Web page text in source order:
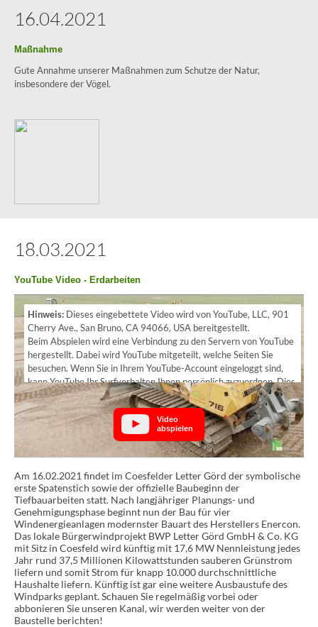
16.04.2021
Maßnahme
Gute Annahme unserer Maßnahmen zum Schutze der Natur,
insbesondere der Vögel.
18.03.2021
YouTube Video - Erdarbeiten
Hinweis: Dieses eingebettete Video wird von YouTube, LLC, 901
Cherry Ave., San Bruno, CA 94066, USA bereitgestellt.
Beim Abspielen wird eine Verbindung zu den Servern von YouTube
hergestellt. Dabei wird YouTube mitgeteilt, welche Seiten Sie
besuchen. Wenn Sie in Ihrem YouTube-Account eingeloggt sind,
kann YouTube Ihr Surfverhalten Ihnen persönlich zuzuordnen. Dies
verhindern Sie, indem Sie sich vorher aus Ihrem YouTube-Account
ausloggen.
Wird ein YouTube-Video gestartet, setzt der Anbieter Cookies ein,
die Hinweise über das Nutzerverhalten sammeln.
deaktiviert hat, wird auch beim Anschauen von YouTube-Videos
mit keinen solchen Cookies rechnen müssen. YouTube legt aber
auch in anderen Cookies nicht-personenbezogene
Nutzungsinformationen ab. Möchten Sie dies verhindern, so
müssen Sie das Speichern von Cookies im Browser blockieren.
Weitere Informationen zum Datenschutz bei „YouTube“ finden Sie
in der Datenschutzerklärung des Anbieters unter:
https://www.google.de/intl/de/policies/privacy/
Video
abspielen
Am 16.02.2021 findet im Coesfelder Letter Görd der symbolische
erste Spatenstich sowie der offizielle Baubeginn der
Tiefbauarbeiten statt. Nach langjähriger Planungs- und
Genehmigungsphase beginnt nun der Bau für vier
Windenergieanlagen modernster Bauart des Herstellers Enercon.
Das lokale Bürgerwindprojekt BWP Letter Görd GmbH & Co. KG
mit Sitz in Coesfeld wird künftig mit 17,6 MW Nennleistung jedes
Jahr rund 37,5 Millionen Kilowattstunden sauberen Grünstrom
liefern und somit Strom für knapp 10.000 durchschnittliche
Haushalte liefern. Künftig ist gar eine weitere Ausbaustufe des
Windparks geplant. Schauen Sie regelmäßig vorbei oder
abbonieren Sie unseren Kanal, wir werden weiter von der
Baustelle berichten!